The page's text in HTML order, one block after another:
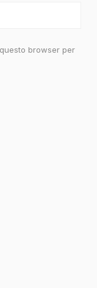
browser per